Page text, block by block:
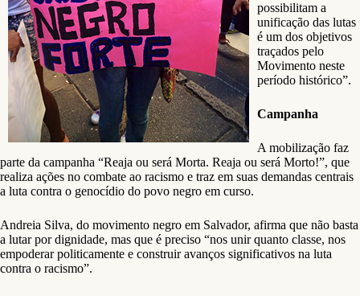
possibilitam a
unificação das lutas
é um dos objetivos
traçados pelo
Movimento neste
período histórico”.
Campanha
A mobilização faz
parte da campanha “Reaja ou será Morta. Reaja ou será Morto!”, que
realiza ações no combate ao racismo e traz em suas demandas centrais
a luta contra o genocídio do povo negro em curso.
Andreia Silva, do movimento negro em Salvador, afirma que não basta
a lutar por dignidade, mas que é preciso “nos unir quanto classe, nos
empoderar politicamente e construir avanços significativos na luta
contra o racismo”.